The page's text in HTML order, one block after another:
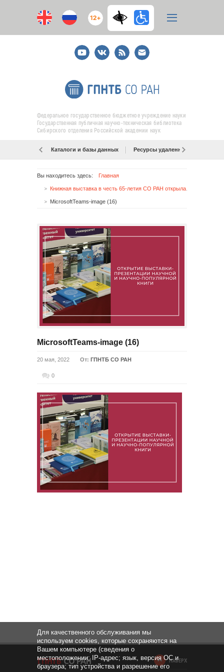
12+
YoutubeВКонтакте
RSS
E-
mail
подписка
Федеральное государственное бюджетное учреждение науки
Государственная публичная научно-техническая библиотека
Сибирского отделения Российской академии наук
Каталоги и базы данных Ресурсы удаленного доступа
Вы находитесь здесь: Главная
MicrosoftTeams-image (16)
MicrosoftTeams-image (16)
20 мая, 2022 От: ГПНТБ СО РАН
0
НАВЕРХ
Для качественного обслуживания мы
используем cookies, которые сохраняются на
Вашем компьютере (сведения о
местоположении; IP-адрес; язык, версия ОС и
браузера; тип устройства и разрешение его